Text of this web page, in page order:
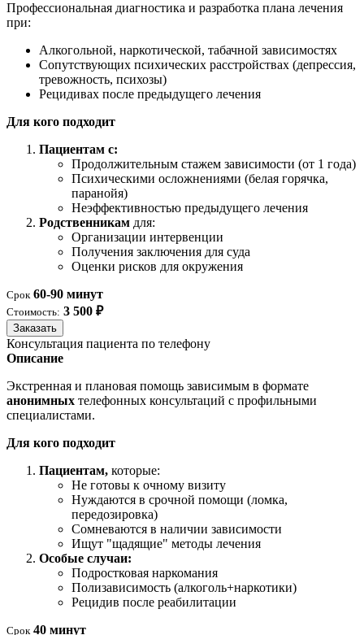
Профессиональная диагностика и разработка плана лечения
при:
Алкогольной, наркотической, табачной зависимостях
Сопутствующих психических расстройствах (депрессия,
тревожность, психозы)
Рецидивах после предыдущего лечения
Для кого подходит
Пациентам с:
Продолжительным стажем зависимости (от 1 года)
Психическими осложнениями (белая горячка,
паранойя)
Неэффективностью предыдущего лечения
Родственникам для:
Организации интервенции
Получения заключения для суда
Оценки рисков для окружения
Срок 60-90 минут
Стоимость: 3 500 ₽
Заказать
Консультация пациента по телефону
Описание
Экстренная и плановая помощь зависимым в формате
анонимных телефонных консультаций с профильными
специалистами.
Для кого подходит
Пациентам, которые:
Не готовы к очному визиту
Нуждаются в срочной помощи (ломка,
передозировка)
Сомневаются в наличии зависимости
Ищут "щадящие" методы лечения
Особые случаи:
Подростковая наркомания
Полизависимость (алкоголь+наркотики)
Рецидив после реабилитации
Срок 40 минут